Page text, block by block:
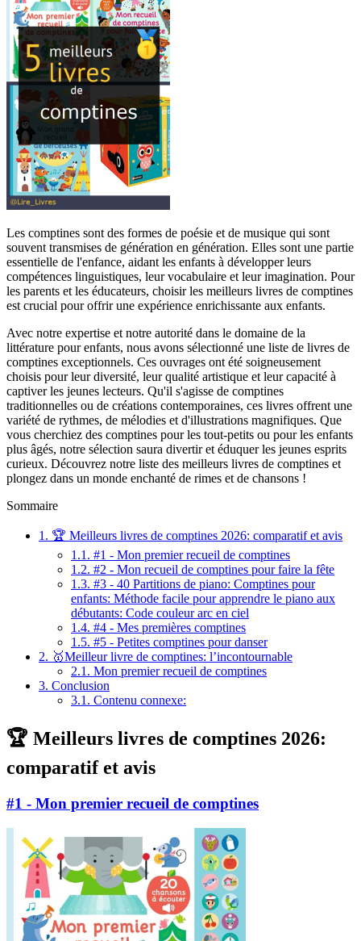
Les comptines sont des formes de poésie et de musique qui sont
souvent transmises de génération en génération. Elles sont une partie
essentielle de l'enfance, aidant les enfants à développer leurs
compétences linguistiques, leur vocabulaire et leur imagination. Pour
les parents et les éducateurs, choisir les meilleurs livres de comptines
est crucial pour offrir une expérience enrichissante aux enfants.
Avec notre expertise et notre autorité dans le domaine de la
littérature pour enfants, nous avons sélectionné une liste de livres de
comptines exceptionnels. Ces ouvrages ont été soigneusement
choisis pour leur diversité, leur qualité artistique et leur capacité à
captiver les jeunes lecteurs. Qu'il s'agisse de comptines
traditionnelles ou de créations contemporaines, ces livres offrent une
variété de rythmes, de mélodies et d'illustrations magnifiques. Que
vous cherchiez des comptines pour les tout-petits ou pour les enfants
plus âgés, notre sélection saura divertir et éduquer les jeunes esprits
curieux. Découvrez notre liste des meilleurs livres de comptines et
plongez dans un monde enchanté de rimes et de chansons !
Sommaire
1. 🏆 Meilleurs livres de comptines 2026: comparatif et avis
1.1. #1 - Mon premier recueil de comptines
1.2. #2 - Mon recueil de comptines pour faire la fête
1.3. #3 - 40 Partitions de piano: Comptines pour
enfants: Méthode facile pour apprendre le piano aux
débutants: Code couleur arc en ciel
1.4. #4 - Mes premières comptines
1.5. #5 - Petites comptines pour danser
2. 🥇Meilleur livre de comptines: l’incontournable
2.1. Mon premier recueil de comptines
3. Conclusion
3.1. Contenu connexe:
🏆 Meilleurs livres de comptines 2026:
comparatif et avis
#1 - Mon premier recueil de comptines